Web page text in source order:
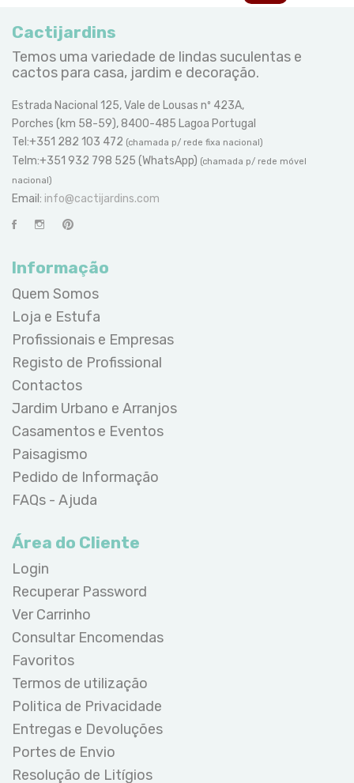
Cactijardins
Temos uma variedade de lindas suculentas e
cactos para casa, jardim e decoração.
Estrada Nacional 125, Vale de Lousas nº 423A,
Porches (km 58-59), 8400-485 Lagoa Portugal
Tel:+351 282 103 472 (chamada p/ rede fixa nacional)
Telm:+351 932 798 525 (WhatsApp) (chamada p/ rede móvel
nacional)
Email: info@cactijardins.com
Informação
Quem Somos
Loja e Estufa
Profissionais e Empresas
Registo de Profissional
Contactos
Jardim Urbano e Arranjos
Casamentos e Eventos
Paisagismo
Pedido de Informação
FAQs - Ajuda
Área do Cliente
Login
Recuperar Password
Ver Carrinho
Consultar Encomendas
Favoritos
Termos de utilização
Politica de Privacidade
Entregas e Devoluções
Portes de Envio
Resolução de Litígios